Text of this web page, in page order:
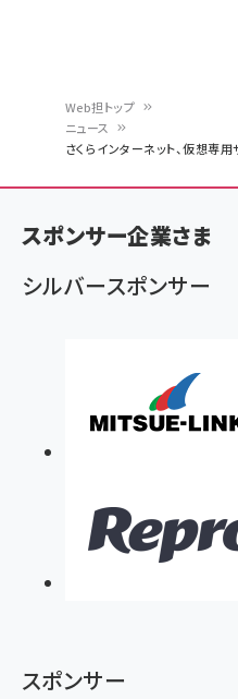
ン
く
ず
Web担トップ
ニュース
さくらインターネット、仮想専
スポンサー企業さま
シルバースポンサー
スポンサー